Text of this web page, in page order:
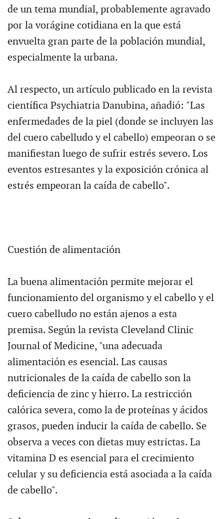
de un tema mundial, probablemente agravado
por la vorágine cotidiana en la que está
envuelta gran parte de la población mundial,
especialmente la urbana.
Al respecto, un artículo publicado en la revista
científica Psychiatria Danubina, añadió: "Las
enfermedades de la piel (donde se incluyen las
del cuero cabelludo y el cabello) empeoran o se
manifiestan luego de sufrir estrés severo. Los
eventos estresantes y la exposición crónica al
estrés empeoran la caída de cabello".
Cuestión de alimentación
La buena alimentación permite mejorar el
funcionamiento del organismo y el cabello y el
cuero cabelludo no están ajenos a esta
premisa. Según la revista Cleveland Clinic
Journal of Medicine, "una adecuada
alimentación es esencial. Las causas
nutricionales de la caída de cabello son la
deficiencia de zinc y hierro. La restricción
calórica severa, como la de proteínas y ácidos
grasos, pueden inducir la caída de cabello. Se
observa a veces con dietas muy estrictas. La
vitamina D es esencial para el crecimiento
celular y su deficiencia está asociada a la caída
de cabello".